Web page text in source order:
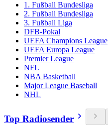
1. Fußball Bundesliga
2. Fußball Bundesliga
3. Fußball Liga
DFB-Pokal
UEFA Champions League
UEFA Europa League
Premier League
NFL
NBA Basketball
Major League Baseball
NHL
Top Radiosender